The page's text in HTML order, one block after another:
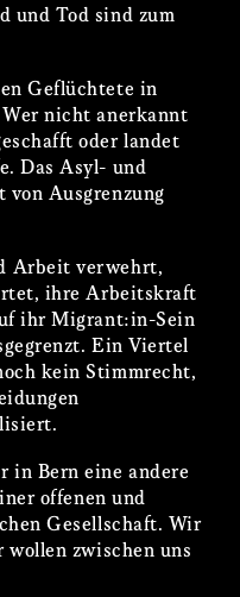
und Tod sind zum
Geflüchtete in
nicht anerkannt
oder landet
Das Asyl- und
Ausgrenzung
Arbeit verwehrt,
ihre Arbeitskraft
ihr Migrant:in-Sein
Ein Viertel
kein Stimmrecht,
in Bern eine andere
offenen und
Gesellschaft. Wir
zwischen uns